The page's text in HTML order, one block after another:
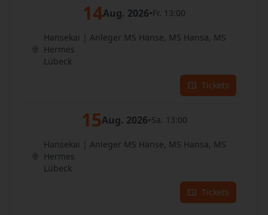
14Aug. 2026•Fr. 13:00
Hansekai | Anleger MS Hanse, MS Hansa, MS
Hermes
Lübeck
Tickets
15Aug. 2026•Sa. 13:00
Hansekai | Anleger MS Hanse, MS Hansa, MS
Hermes
Lübeck
Tickets